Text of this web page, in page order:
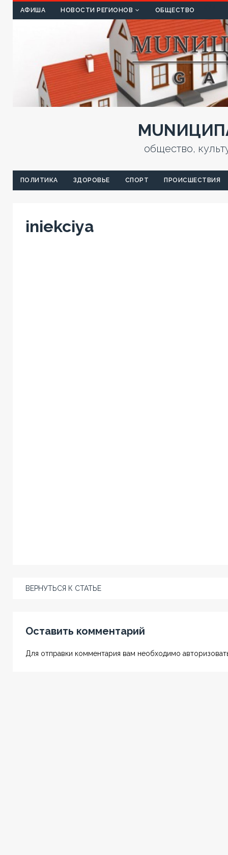
АФИША НОВОСТИ РЕГИОНОВ ОБЩЕСТВО
общество,
ПОЛИТИКА ЗДОРОВЬЕ СПОРТ ПРОИСШЕСТВИЯ
iniekciya
ВЕРНУТЬСЯ К СТАТЬЕ
Оставить комментарий
Для отправки комментария вам необходимо